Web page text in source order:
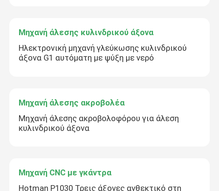
Μηχανή άλεσης κυλινδρικού άξονα
Ηλεκτρονική μηχανή γλεύκωσης κυλινδρικού
άξονα G1 αυτόματη με ψύξη με νερό
Μηχανή άλεσης ακροβολέα
Μηχανή άλεσης ακροβολοφόρου για άλεση
κυλινδρικού άξονα
Μηχανή CNC με γκάντρα
Hotman P1030 Τρεις άξονες ανθεκτικό στη